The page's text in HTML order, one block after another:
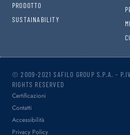
PRODOTTO
SUSTAINABILITY
© 2009-2021 SAFILO GROUP S.P.A. -
RIGHTS RESERVED
Certificazioni
Contatti
Accessibilità
Privacy Policy